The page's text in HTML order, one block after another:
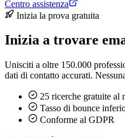
Centro assistenza
Inizia la prova gratuita
Inizia a trovare
Unisciti a oltre 150.000
dati di contatto accurati.
25 ricerche gratuite al
Tasso di bounce
Conforme al GDPR